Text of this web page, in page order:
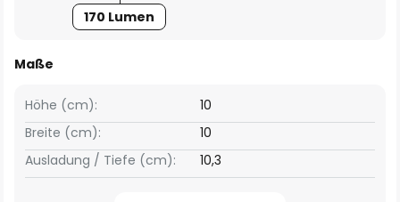
170 Lumen
Maße
Breite (cm): 10
Höhe (cm): 10
Ausladung / Tiefe (cm): 10,3